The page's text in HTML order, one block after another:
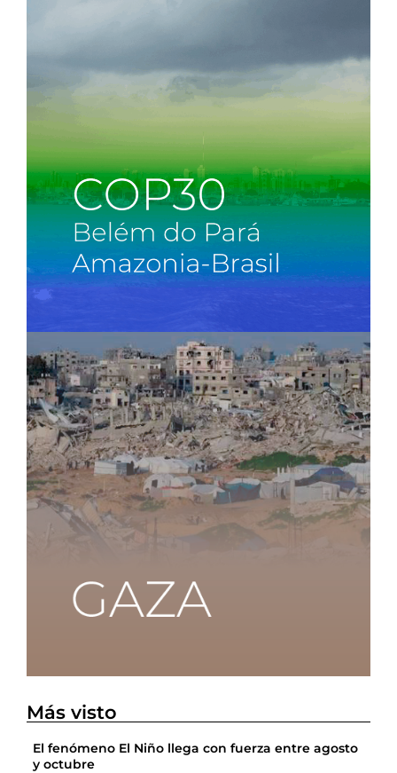
Más visto
El fenómeno El Niño llega con fuerza entre agosto
y octubre